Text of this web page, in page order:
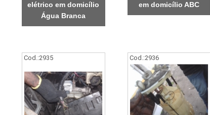
elétrico em domicílio
Água Branca
em domicílio ABC
Cod.:2935 Cod.:2936